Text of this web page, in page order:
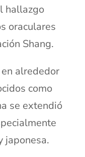
hallazgo
oraculares
Shang.
alrededor
como
se extendió
japonesa.